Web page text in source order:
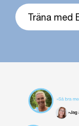
Träna med